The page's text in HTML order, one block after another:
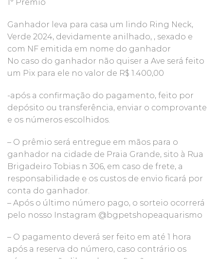
1° Prêmio
Ganhador leva para casa um lindo Ring Neck,
Verde 2024, devidamente anilhado, , sexado e
com NF emitida em nome do ganhador
No caso do ganhador não quiser a Ave será feito
um Pix para ele no valor de R$ 1.400,00
-após a confirmação do pagamento, feito por
depósito ou transferência, enviar o comprovante
e os números escolhidos.
– O prêmio será entregue em mãos para o
ganhador na cidade de Praia Grande, sito à Rua
Brigadeiro Tobias n 306, em caso de frete, a
responsabilidade e os custos de envio ficará por
conta do ganhador.
– Após o último número pago, o sorteio ocorrerá
pelo nosso Instagram @bgpetshopeaquarismo
– O pagamento deverá ser feito em até 1 hora
após a reserva do número, caso contrário os